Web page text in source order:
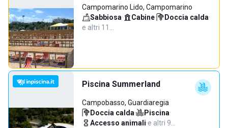
Campomarino Lido, Campomarino
Sabbiosa· Cabine· Doccia calda·
e altri 11…
Piscina Summerland
Campobasso, Guardiaregia
Doccia calda· Piscina·
Accesso animali·e altri 9…